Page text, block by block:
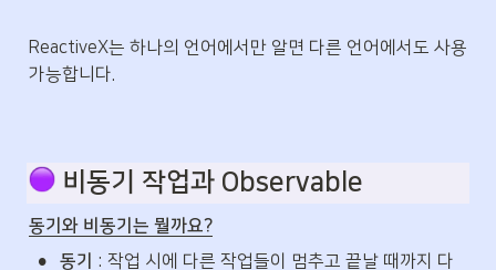
ReactiveX는 하나의 언어에서만 알면 다른 언어에서도 사용
가능합니다.
비동기 작업과 Observable
동기와 비동기는 뭘까요?
• 동기
: 작업 시에 다른 작업들이 멈추고 끝날 때까지 다